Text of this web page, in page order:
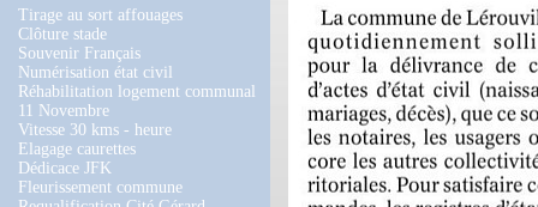
Tirage au sort affouages
Clôture stade
Souvenir Français
Numérisation état civil
Réhabilitation logement communal
11 Novembre
Vitesse 30 kms - heure
Elagage caurettes
Dédicace JFK
Fleurissement commune